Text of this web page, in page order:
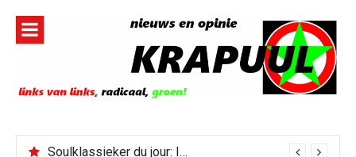
inhoud
Soulklassieker du jour: I Wish It Would Rain